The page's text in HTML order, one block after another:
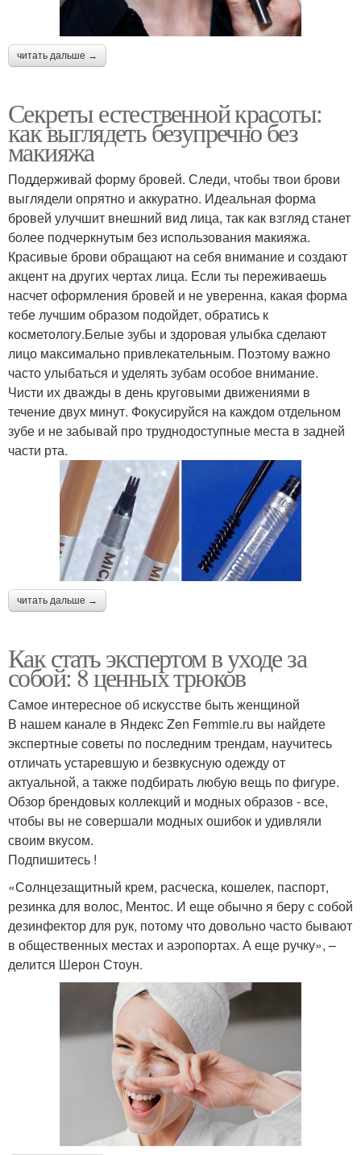
читать дальше →
Секреты естественной красоты:
как выглядеть безупречно без
макияжа
Поддерживай форму бровей. Следи, чтобы твои брови
выглядели опрятно и аккуратно. Идеальная форма
бровей улучшит внешний вид лица, так как взгляд станет
более подчеркнутым без использования макияжа.
Красивые брови обращают на себя внимание и создают
акцент на других чертах лица. Если ты переживаешь
насчет оформления бровей и не уверенна, какая форма
тебе лучшим образом подойдет, обратись к
косметологу.Белые зубы и здоровая улыбка сделают
лицо максимально привлекательным. Поэтому важно
часто улыбаться и уделять зубам особое внимание.
Чисти их дважды в день круговыми движениями в
течение двух минут. Фокусируйся на каждом отдельном
зубе и не забывай про труднодоступные места в задней
части рта.
читать дальше →
Как стать экспертом в уходе за
собой: 8 ценных трюков
Самое интересное об искусстве быть женщиной
В нашем канале в Яндекс Zen Femmie.ru вы найдете
экспертные советы по последним трендам, научитесь
отличать устаревшую и безвкусную одежду от
актуальной, а также подбирать любую вещь по фигуре.
Обзор брендовых коллекций и модных образов - все,
чтобы вы не совершали модных ошибок и удивляли
своим вкусом.
Подпишитесь !
«Солнцезащитный крем, расческа, кошелек, паспорт,
резинка для волос, Ментос. И еще обычно я беру с собой
дезинфектор для рук, потому что довольно часто бывают
в общественных местах и аэропортах. А еще ручку», –
делится Шерон Стоун.